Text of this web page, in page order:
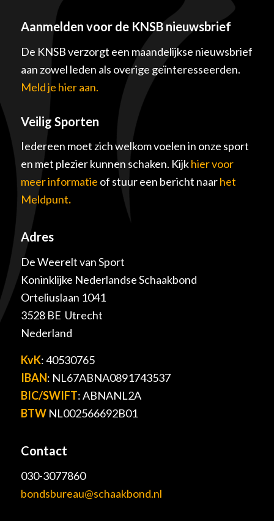
Aanmelden voor de KNSB nieuwsbrief
De KNSB verzorgt een maandelijkse nieuwsbrief
aan zowel leden als overige geïnteresseerden.
Meld je hier aan.
Veilig Sporten
Iedereen moet zich welkom voelen in onze sport
en met plezier kunnen schaken. Kijkhier voor
meer informatie of stuur een bericht naarhet
Meldpunt.
Adres
De Weerelt van Sport
Koninklijke Nederlandse Schaakbond
Orteliuslaan 1041
3528 BE Utrecht
Nederland
KvK: 40530765
IBAN: NL67ABNA0891743537
BIC/SWIFT: ABNANL2A
BTWNL002566692B01
Contact
030-3077860
bondsbureau@schaakbond.nl